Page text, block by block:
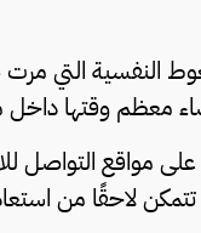
التي مرت
معظم وقتها داخل
مواقع التواصل
لاحقًا من